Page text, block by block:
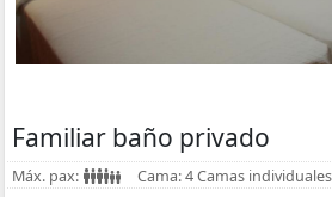
Familiar baño privado
Máx. pax: Cama: 4 Camas individuales